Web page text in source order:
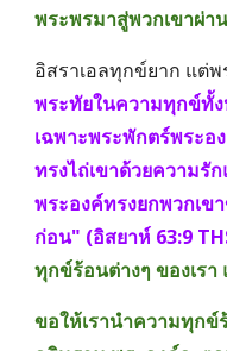
พระพรมาสู่พวกเขาผ่
อิสราเอลทุกข์ยาก แต่พ
พระทัยในความทุกข์ทั้
เฉพาะพระพักตร์พระอ
ทรงไถ่เขาด้วยความรั
พระองค์ทรงยกพวกเข
ก่อน" (อิสยาห์ 63:9
ทุกข์ร้อนต่างๆ ของเรา
ขอให้เรานำความทุก